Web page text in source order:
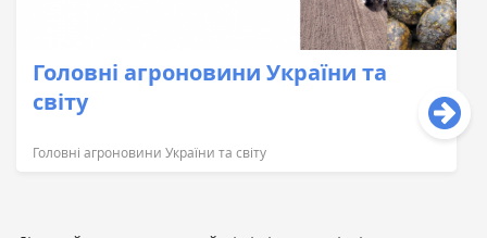
Головні агроновини України та
світу
Головні агроновини України та світу